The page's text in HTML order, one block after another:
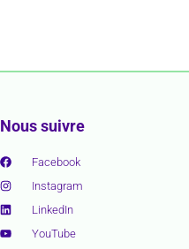
Nous suivre
Facebook
Instagram
LinkedIn
YouTube